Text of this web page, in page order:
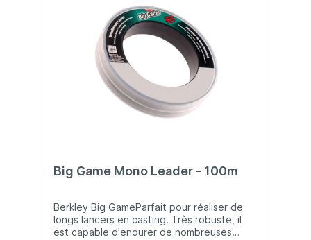
Big Game Mono Leader - 100m
Berkley Big GameParfait pour réaliser de
longs lancers en casting. Très robuste, il
est capable d'endurer de nombreuses